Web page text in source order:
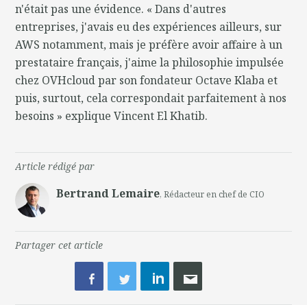
n'était pas une évidence. « Dans d'autres
entreprises, j'avais eu des expériences ailleurs, sur
AWS notamment, mais je préfère avoir affaire à un
prestataire français, j'aime la philosophie impulsée
chez OVHcloud par son fondateur Octave Klaba et
puis, surtout, cela correspondait parfaitement à nos
besoins » explique Vincent El Khatib.
Article rédigé par
Bertrand Lemaire, Rédacteur en chef de CIO
Partager cet article